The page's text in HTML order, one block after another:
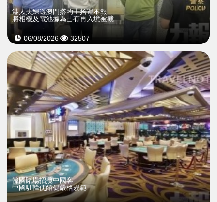
​港人夫婦遊澳門搭的士拾遺不報
將相機及電池據為己有再入境被截
06/08/2026 32507
韓國賭場招攬中國客
中國駐韓使館促嚴格規範